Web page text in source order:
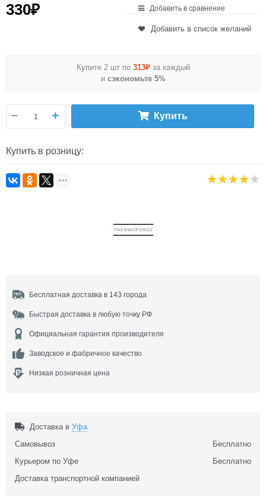
330₽ Добавить в сравнение
Добавить в список желаний
Купите 2 шт по313₽ за каждый
исэкономьте 5%
Купить
Купить в розницу:
Бесплатная доставка в 143 города
Быстрая доставка в любую точку РФ
Официальная гарантия производителя
Заводское и фабричное качество
Низкая розничная цена
Доставка в Уфа
Самовывоз
Бесплатно
Курьером по Уфе
Бесплатно
Доставка транспортной компанией